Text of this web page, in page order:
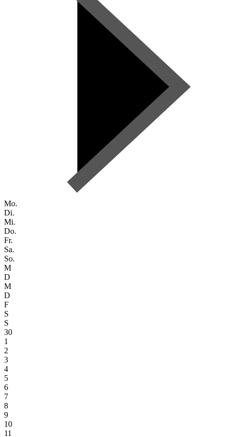
Mo.
Di.
Mi.
Do.
Fr.
Sa.
So.
M
D
M
D
F
S
S
30
1
2
3
4
5
6
7
8
9
10
11